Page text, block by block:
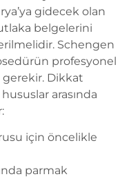
gidecek olan
belgelerini
Schengen
profesyonel
Dikkat
arasında
için öncelikle
parmak